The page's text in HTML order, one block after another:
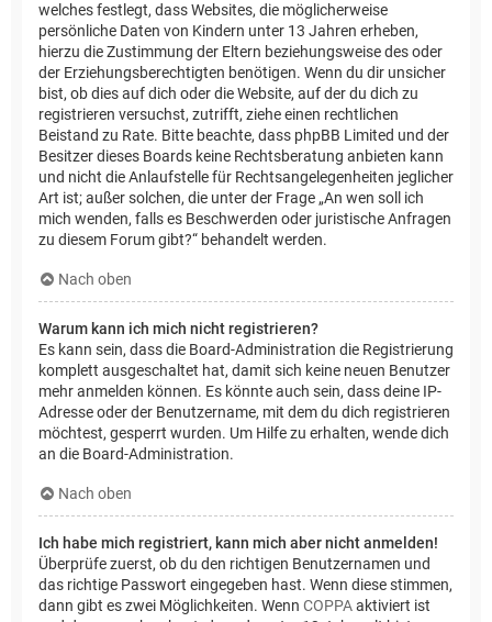
welches festlegt, dass Websites, die möglicherweise
persönliche Daten von Kindern unter 13 Jahren erheben,
hierzu die Zustimmung der Eltern beziehungsweise des oder
der Erziehungsberechtigten benötigen. Wenn du dir unsicher
bist, ob dies auf dich oder die Website, auf der du dich zu
registrieren versuchst, zutrifft, ziehe einen rechtlichen
Beistand zu Rate. Bitte beachte, dass phpBB Limited und der
Besitzer dieses Boards keine Rechtsberatung anbieten kann
und nicht die Anlaufstelle für Rechtsangelegenheiten jeglicher
Art ist; außer solchen, die unter der Frage „An wen soll ich
mich wenden, falls es Beschwerden oder juristische Anfragen
zu diesem Forum gibt?“ behandelt werden.
Nach oben
Warum kann ich mich nicht registrieren?
Es kann sein, dass die Board-Administration die Registrierung
komplett ausgeschaltet hat, damit sich keine neuen Benutzer
mehr anmelden können. Es könnte auch sein, dass deine IP-
Adresse oder der Benutzername, mit dem du dich registrieren
möchtest, gesperrt wurden. Um Hilfe zu erhalten, wende dich
an die Board-Administration.
Nach oben
Ich habe mich registriert, kann mich aber nicht anmelden!
Überprüfe zuerst, ob du den richtigen Benutzernamen und
das richtige Passwort eingegeben hast. Wenn diese stimmen,
dann gibt es zwei Möglichkeiten. Wenn COPPAaktiviert ist